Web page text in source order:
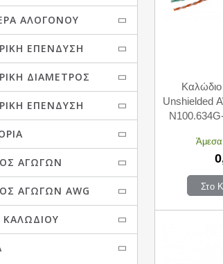
ΑΛΟΓΌΝΟΥ
ΕΠΈΝΔΥΣΗ
ΔΙΆΜΕΤΡΟΣ
ΕΠΈΝΔΥΣΗ
ΑΓΩΓΏΝ
ΑΓΩΓΏΝ AWG
Unshielded
Άμεσα
Στο